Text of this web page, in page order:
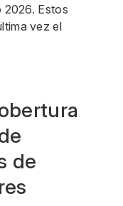
2026. Estos
vez el
de